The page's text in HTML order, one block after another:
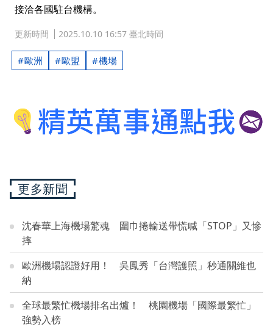
接洽各國駐台機構。
更新時間 2025.10.10 16:57 臺北時間
歐洲 歐盟 機場
更多新聞
沈春華上海機場驚魂 圍巾捲輸送帶慌喊「STOP」又慘
摔
歐洲機場認證好用！ 吳鳳秀「台灣護照」秒通關維也
納
全球最繁忙機場排名出爐！ 桃園機場「國際最繁忙」
強勢入榜